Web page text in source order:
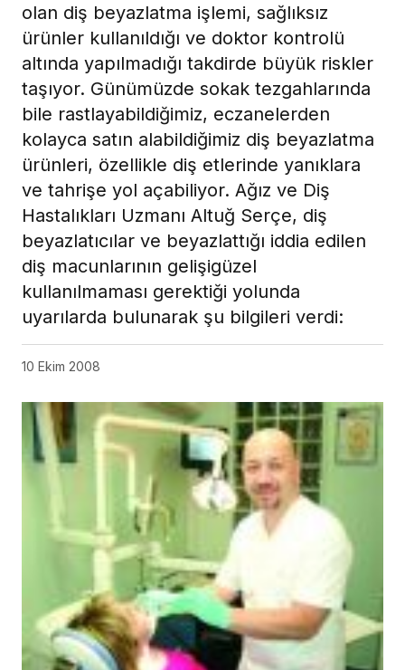
olan diş beyazlatma işlemi, sağlıksız
ürünler kullanıldığı ve doktor kontrolü
altında yapılmadığı takdirde büyük riskler
taşıyor. Günümüzde sokak tezgahlarında
bile rastlayabildiğimiz, eczanelerden
kolayca satın alabildiğimiz diş beyazlatma
ürünleri, özellikle diş etlerinde yanıklara
ve tahrişe yol açabiliyor. Ağız ve Diş
Hastalıkları Uzmanı Altuğ Serçe, diş
beyazlatıcılar ve beyazlattığı iddia edilen
diş macunlarının gelişigüzel
kullanılmaması gerektiği yolunda
uyarılarda bulunarak şu bilgileri verdi:
10 Ekim 2008